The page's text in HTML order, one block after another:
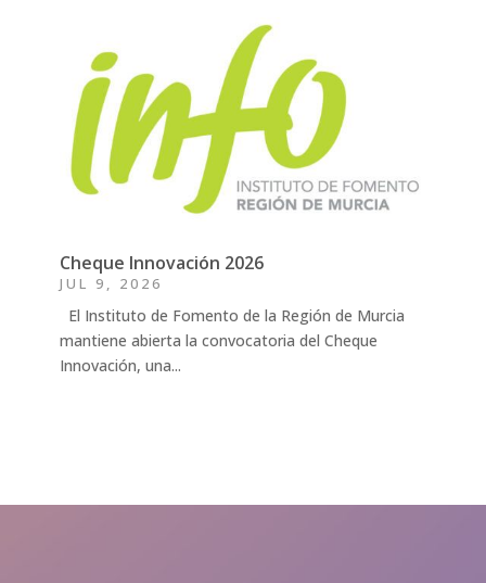
Cheque Innovación 2026
JUL 9, 2026
El Instituto de Fomento de la Región de Murcia
mantiene abierta la convocatoria del Cheque
Innovación, una...